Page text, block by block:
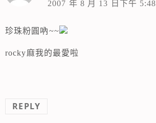
2007 年 8 月 13 日下午 5:48
珍珠粉圓吶~~
rocky麻我的最愛啦
REPLY